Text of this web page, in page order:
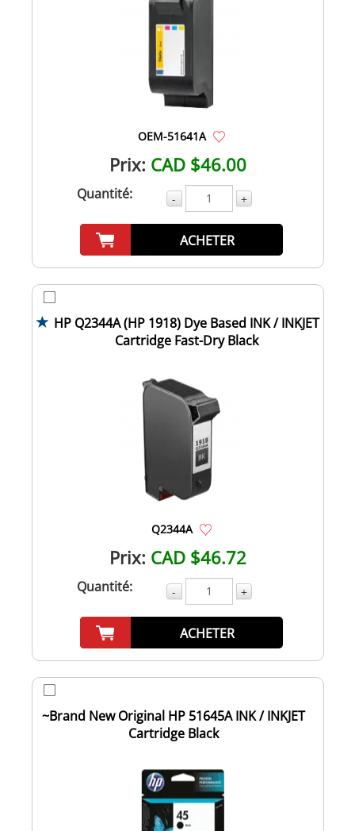
OEM-51641A
Prix: CAD $46.00
Quantité: - +
ACHETER
HP Q2344A (HP 1918) Dye Based INK / INKJET
Cartridge Fast-Dry Black
Q2344A
Prix: CAD $46.72
Quantité: - +
ACHETER
~Brand New Original HP 51645A INK / INKJET
Cartridge Black